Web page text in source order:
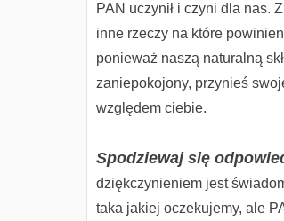
PAN uczynił i czyni dla nas.
inne rzeczy na które
ponieważ naszą naturalną
zaniepokojony, przynieś
względem ciebie.
Spodziewaj się
dziękczynieniem jest
taka jakiej oczekujemy, ale